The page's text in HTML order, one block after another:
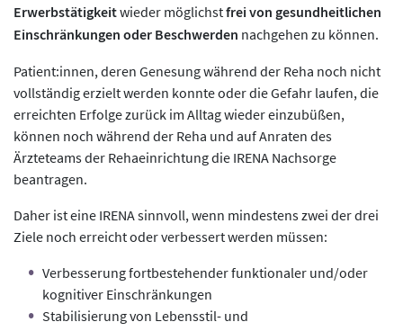
Erwerbstätigkeitwieder möglichstfrei von gesundheitlichen
Einschränkungen oder Beschwerden nachgehen zu können.
Patient:innen, deren Genesung während der Reha noch nicht
vollständig erzielt werden konnte oder die Gefahr laufen, die
erreichten Erfolge zurück im Alltag wieder einzubüßen,
können noch während der Reha und auf Anraten des
Ärzteteams der Rehaeinrichtung die IRENA Nachsorge
beantragen.
Daher ist eine IRENA sinnvoll, wenn mindestens zwei der drei
Ziele noch erreicht oder verbessert werden müssen:
Verbesserung fortbestehender funktionaler und/oder
kognitiver Einschränkungen
Stabilisierung von Lebensstil- und